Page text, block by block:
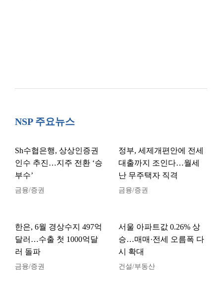
NSP 주요뉴스
Sh수협은행, 상상인증권
인수 추진…지주 전환 ‘승
부수’
금융/증권
정부, 세제개편안에 전세
대출까지 조인다…월세
난 무주택자 직격
금융/증권
한은, 6월 경상수지 497억
달러…수출 첫 1000억달
러 돌파
금융/증권
서울 아파트값 0.26% 상
승…매매·전세 오름폭 다
시 확대
건설/부동산